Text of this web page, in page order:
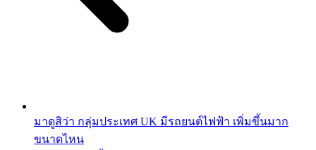
มาดูสิว่า กลุ่มประเทศ UK มีรถยนต์ไฟฟ้า เพิ่มขึ้นมาก
ขนาดไหน